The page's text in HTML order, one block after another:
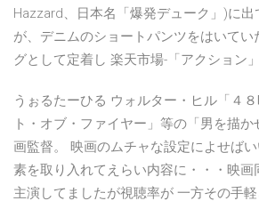
Hazzard、日本名「爆発デューク」)に出
が、デニムのショートパンツをはいてい
グとして定着し 楽天市場-「アクション
うぉるたーひる ウォルター・ヒル「４
ト・オブ・ファイヤー」等の「男を描
画監督。 映画のムチャな設定によせば
素を取り入れてえらい内容に・・・映画
主演してましたが視聴率が 一方その手